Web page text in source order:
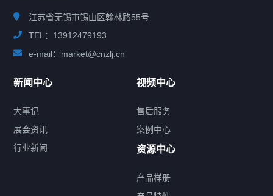
江苏省无锡市锡山区翰林路55号
TEL：13912479193
e-mail：market@cnzlj.cn
新闻中心
大事记
展会资讯
行业新闻
视频中心
售后服务
案例中心
资源中心
产品样册